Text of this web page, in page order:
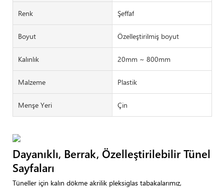
Renk Şeffaf
Boyut Özelleştirilmiş boyut
Kalınlık 20mm ~ 800mm
Malzeme Plastik
Menşe Yeri Çin
Dayanıklı, Berrak, Özelleştirilebilir Tünel
Sayfaları
Tüneller için kalın dökme akrilik pleksiglas tabakalarımız,